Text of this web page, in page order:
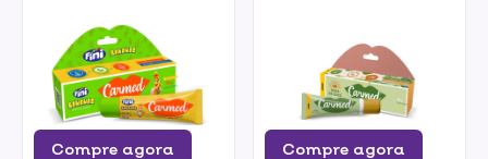
Compre agora Compre agora